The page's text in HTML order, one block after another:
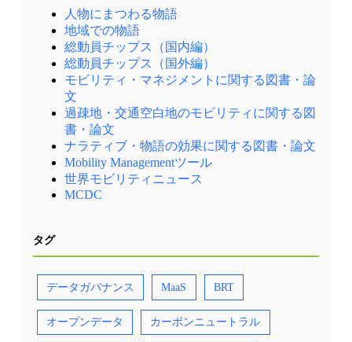
人物にまつわる物語
地域での物語
総動員チップス（国内編）
総動員チップス（国外編）
モビリティ・マネジメントに関する図書・論
文
過疎地・交通空白地のモビリティに関する図
書・論文
ナラティブ・物語の効果に関する図書・論文
Mobility Managementツール
世界モビリティニュース
MCDC
タグ
データガバナンス MaaS BRT
オープンデータ カーボンニュートラル